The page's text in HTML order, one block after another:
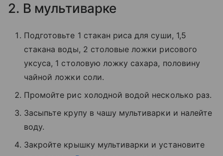
2. В мультиварке
Подготовьте 1 стакан риса для суши, 1,5
стакана воды, 2 столовые ложки рисового
уксуса, 1 столовую ложку сахара, половину
чайной ложки соли.
Промойте рис холодной водой несколько раз.
Засыпьте крупу в чашу мультиварки и налейте
воду.
Закройте крышку мультиварки и установите